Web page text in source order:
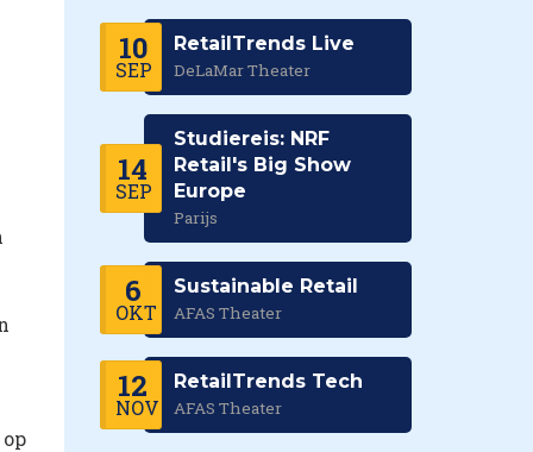
10
SEP
RetailTrends Live
DeLaMar Theater
14
SEP
Studiereis: NRF
Retail's Big Show
Europe
Parijs
6
OKT
Sustainable Retail
AFAS Theater
12
NOV
RetailTrends Tech
AFAS Theater